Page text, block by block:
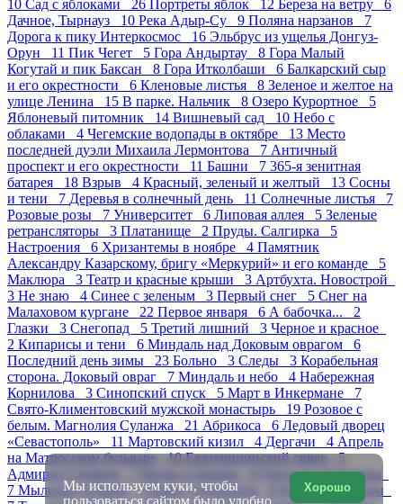
10 Сад с яблоками 26 Портреты яблок 12 Береза на ветру 6
Дачное, Тырнауз 10 Река Адыр-Су 9 Поляна нарзанов 7
Дорога к пику Интеркосмос 16 Эльбрус из ущелья Донгуз-
Орун 11 Пик Чегет 5 Гора Андыртау 8 Гора Малый
Когутай и пик Баксан 8 Гора Итколбаши 6 Балкарский сыр
и его окрестности 6 Кленовые листья 8 Зеленое и желтое на
улице Ленина 15 В парке. Нальчик 8 Озеро Курортное 5
Яблоневый питомник 14 Вишневый сад 10 Небо с
облаками 4 Чегемские водопады в октябре 13 Место
последней дуэли Михаила Лермонтова 7 Античный
проспект и его окрестности 11 Башни 7 365-я зенитная
батарея 18 Взрыв 4 Красный, зеленый и желтый 13 Сосны
и тени 7 Деревья в солнечный день 11 Солнечные листья 7
Розовые розы 7 Университет 6 Липовая аллея 5 Зеленые
ретрансляторы 3 Платанище 2 Пруды. Салгирка 5
Настроения 6 Хризантемы в ноябре 4 Памятник
Александру Казарскому, бригу «Меркурий» и его команде 5
Маклюра 3 Театр и красные крыши 3 Артбухта. Новострой
3 Не знаю 4 Синее с зеленым 3 Первый снег 5 Снег на
Малаховом кургане 22 Первое января 6 А бабочка... 2
Глазки 3 Снегопад 5 Третий лишний 3 Черное и красное
2 Кипарисы и тени 6 Миндаль над Доковым оврагом 6
Последний день зимы 23 Больно 3 Следы 3 Корабельная
сторона. Доковый овраг 7 Миндаль и небо 4 Набережная
Корнилова 3 Синопский спуск 5 Март в Инкермане 7
Свято-Климентовский мужской монастырь 19 Розовое с
белым. Магнолия Суланжа 21 Абрикоса 6 Ледовый дворец
«Севастополь» 11 Мартовский кизил 4 Дергачи 4 Апрель
на Матросском бульваре 10Екатерининский сквер 5
Адмирал Сенявин 7
Охота на тюльпаны
7 Мыльные пузыри 5Парад тюльпанов 8
Белые тюльпаны
Хорошо
Мы используем куки, чтобы
пользоваться сайтом было удобно